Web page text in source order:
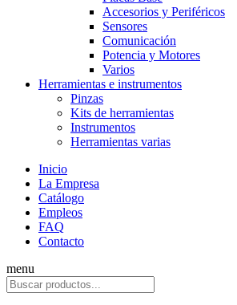
Accesorios y Periféricos
Sensores
Comunicación
Potencia y Motores
Varios
Herramientas e instrumentos
Pinzas
Kits de herramientas
Instrumentos
Herramientas varias
Inicio
La Empresa
Catálogo
Empleos
FAQ
Contacto
menu